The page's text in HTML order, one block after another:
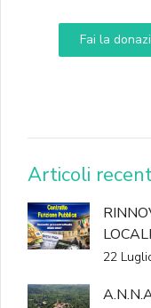
Fai la
DONA
Articoli
22